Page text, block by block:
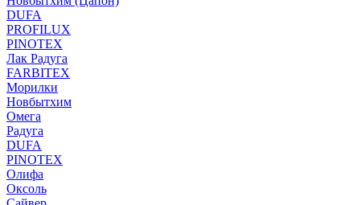
DUFA
PROFILUX
PINOTEX
Лак Радуга
FARBITEX
Морилки
Новбытхим
Омега
Радуга
DUFA
PINOTEX
Олифа
Оксоль